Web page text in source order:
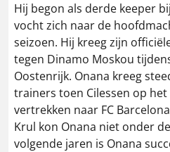
Hij begon als derde keeper
vocht zich naar de
seizoen. Hij kreeg zijn
tegen Dinamo Moskou
Oostenrijk. Onana kreeg
trainers toen Cilessen op
vertrekken naar FC
Krul kon Onana niet onder
volgende jaren is Onana